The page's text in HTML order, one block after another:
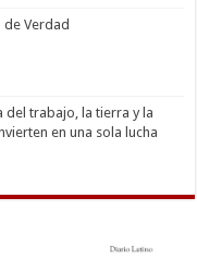
de Verdad
del trabajo, la tierra y la
en una sola lucha